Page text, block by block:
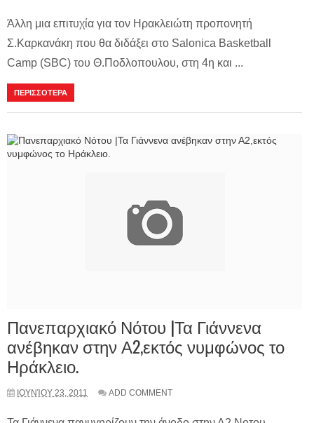
Άλλη μια επιτυχία για τον Ηρακλειώτη προπονητή
Σ.Kαρκανάκη που θα διδάξει στο Salonica Basketball
Camp (SBC) του Θ.Ποδλοπουλου, στη 4η και ...
ΠΕΡΙΣΣΟΤΕΡΑ
Πανεπαρχιακό Νότου |Τα Γιάννενα
ανέβηκαν στην Α2,εκτός νυμφώνος το
Ηράκλειο.
ΙΟΥΝΊΟΥ 23, 2011 ADD COMMENT